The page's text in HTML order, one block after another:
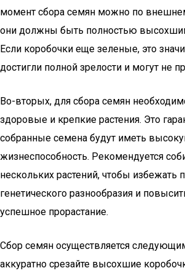
момент сбора семян можно по
они должны быть полностью
Если коробочки еще зеленые, это
достигли полной зрелости и могут не
Во-вторых, для сбора семян
здоровые и крепкие растения. Это
собранные семена будут иметь
жизнеспособность. Рекомендуется
нескольких растений, чтобы избежать
генетического разнообразия и
успешное прорастание.
Сбор семян осуществляется
аккуратно срезайте высохшие